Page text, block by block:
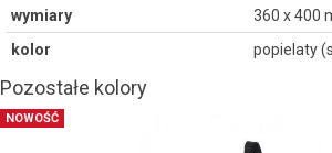
wymiary
360 x 400
kolor
popielaty
Pozostałe kolory
NOWOŚĆ